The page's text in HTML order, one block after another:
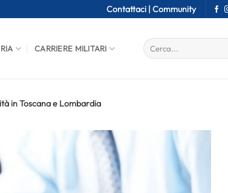
Contattaci | Community
CARRIERE MILITARI
in Toscana e Lombardia